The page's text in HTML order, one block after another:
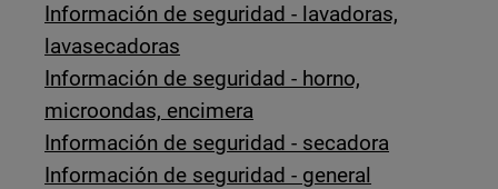
Información de seguridad - lavadoras,
lavasecadoras
Información de seguridad - horno,
microondas, encimera
Información de seguridad - secadora
Información de seguridad - general